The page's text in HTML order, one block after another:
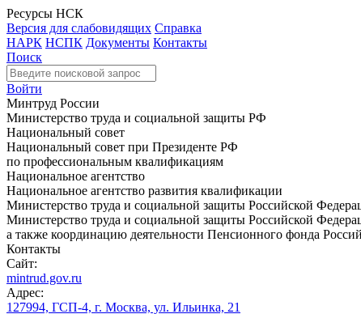
Ресурсы НСК
Версия для слабовидящих Справка
НАРК НСПК Документы Контакты
Поиск
Войти
Минтруд России
Министерство труда и социальной защиты РФ
Национальный совет
Национальный совет при Президенте РФ
по профессиональным квалификациям
Национальное агентство
Национальное агентство развития квалификации
Министерство труда и социальной защиты Российской
Министерство труда и социальной защиты Российской
а также координацию деятельности Пенсионного фонда
Контакты
Сайт:
mintrud.gov.ru
Адрес:
127994, ГСП-4, г. Москва, ул. Ильинка, 21